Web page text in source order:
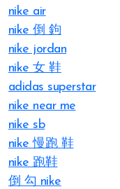
nike air
nike 倒 鉤
nike jordan
nike 女 鞋
adidas superstar
nike near me
nike sb
nike 慢跑 鞋
nike 跑鞋
倒 勾 nike